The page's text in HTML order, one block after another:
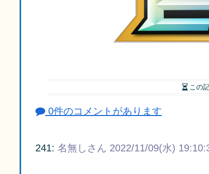
この
0件のコメントがあります
241: 名無しさん 2022/11/09(水)